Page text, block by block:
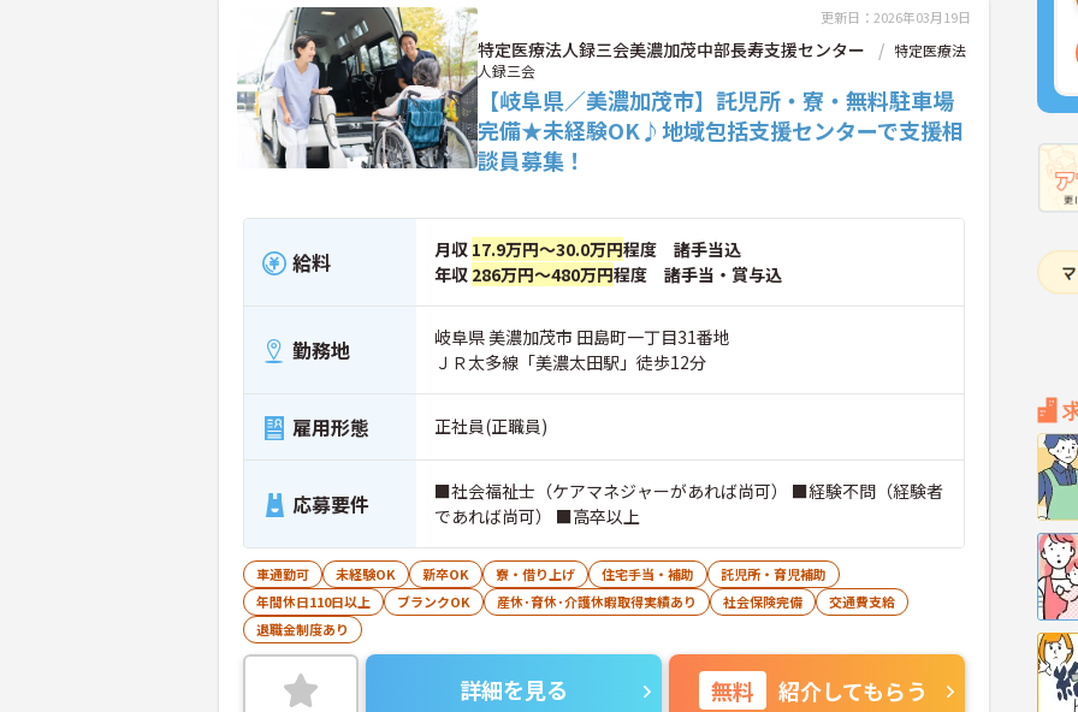
更新日：2026年03月19日
特定医療法人録三会美濃加茂中部長寿支援センター
特定医療法
人録三会
【岐阜県／美濃加茂市】託児所・寮・無料駐車場
完備★未経験OK♪地域包括支援センターで支援相
談員募集！
給料 月収 17.9万円～30.0万円程度 諸手当込
年収 286万円～480万円程度 諸手当・賞与込
勤務地
岐阜県 美濃加茂市 田島町一丁目31番地
ＪＲ太多線「美濃太田駅」徒歩12分
雇用形態 正社員(正職員)
応募要件
■社会福祉士（ケアマネジャーがあれば尚可） ■経験不問（経験者
であれば尚可） ■高卒以上
車通勤可 未経験OK 新卒OK 寮・借り上げ 住宅手当・補助
託児所・育児補助
年間休日110日以上
ブランクOK 産休･育休･介護休暇取得実績あり 社会保険完備
交通費支給
退職金制度あり
詳細を見る 無料 紹介してもらう